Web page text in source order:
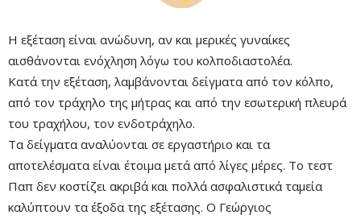
Η εξέταση είναι ανώδυνη, αν και μερικές γυναίκες
αισθάνονται ενόχληση λόγω του κολποδιαστολέα.
Κατά την εξέταση, λαμβάνονται δείγματα από τον κόλπο,
από τον τράχηλο της μήτρας και από την εσωτερική πλευρά
του τραχήλου, τον ενδοτράχηλο.
Τα δείγματα αναλύονται σε εργαστήριο και τα
αποτελέσματα είναι έτοιμα μετά από λίγες μέρες. Το τεστ
Παπ δεν κοστίζει ακριβά και πολλά ασφαλιστικά ταμεία
καλύπτουν τα έξοδα της εξέτασης. Ο Γεώργιος